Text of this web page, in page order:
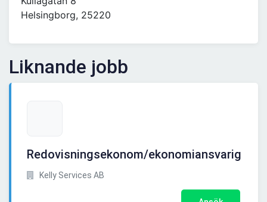
Helsingborg, 25220
Liknande jobb
Redovisningsekonom/ekonomiansvarig
Kelly Services AB